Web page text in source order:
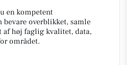
en kompetent
bevare overblikket, samle
af høj faglig kvalitet, data,
området.